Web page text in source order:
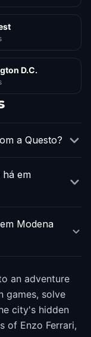
D.C.
a Questo?
em
Modena
an adventure
games, solve
city's hidden
of Enzo Ferrari,